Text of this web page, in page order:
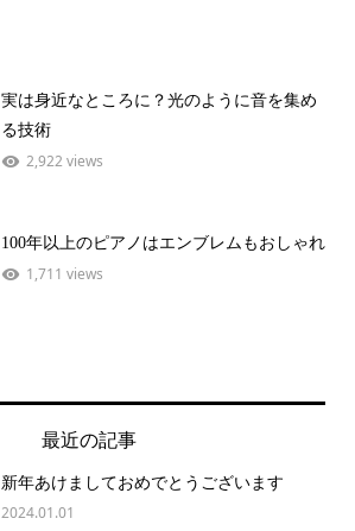
実は身近なところに？光のように音を集め
る技術
2,922 views
100年以上のピアノはエンブレムもおしゃれ
1,711 views
最近の記事
新年あけましておめでとうございます
2024.01.01